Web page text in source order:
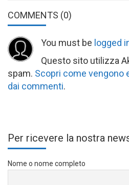
COMMENTS (0)
You must be logged
Questo sito utilizza
spam. Scopri come vengono
dai commenti.
Per ricevere la nostra
Nome o nome completo